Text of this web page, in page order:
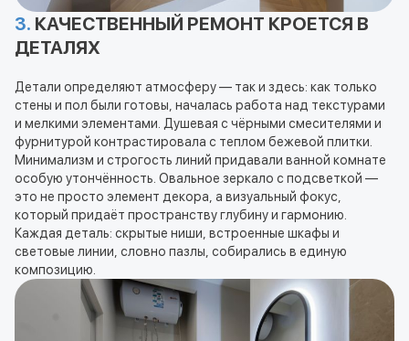
3. КАЧЕСТВЕННЫЙ РЕМОНТ КРОЕТСЯ В
ДЕТАЛЯХ
Детали определяют атмосферу — так и здесь: как только
стены и пол были готовы, началась работа над текстурами
и мелкими элементами. Душевая с чёрными смесителями и
фурнитурой контрастировала с теплом бежевой плитки.
Минимализм и строгость линий придавали ванной комнате
особую утончённость. Овальное зеркало с подсветкой —
это не просто элемент декора, а визуальный фокус,
который придаёт пространству глубину и гармонию.
Каждая деталь: скрытые ниши, встроенные шкафы и
световые линии, словно пазлы, собирались в единую
композицию.